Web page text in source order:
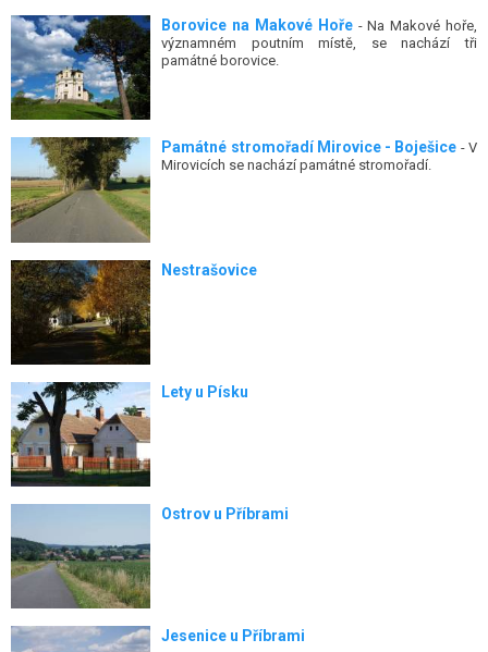
Borovice na Makové Hoře- Na Makové hoře,
významném poutním místě, se nachází tři
památné borovice.
Památné stromořadí Mirovice - Boješice - V
Mirovicích se nachází památné stromořadí.
Nestrašovice
Lety u Písku
Ostrov u Příbrami
Jesenice u Příbrami